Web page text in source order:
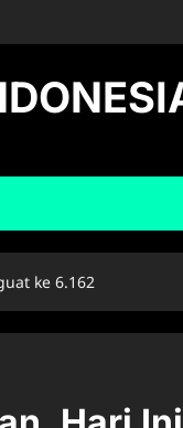
ke 6.162